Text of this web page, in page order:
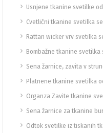
Usnjene tkanine svetilke
Cvetlični tkanine svetilka
Rattan wicker vrv svetilka
Bombažne tkanine svetilka
Sena žarnice, zavita v
Platnene tkanine svetilka
Organza Zavite tkanine
Sena žarnice za tkanine
Odtok svetilke iz tiskanih